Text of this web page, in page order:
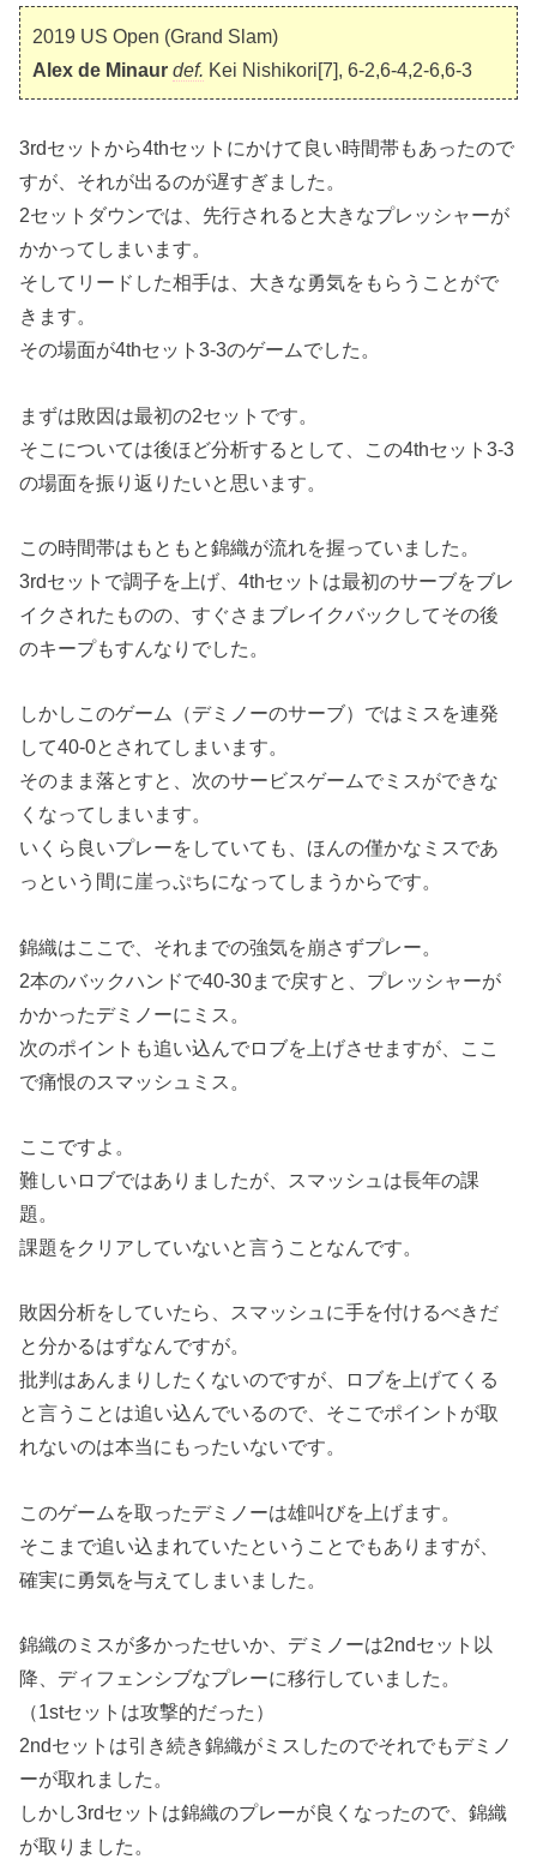
2019 US Open (Grand Slam)
Alex de Minaur def. Kei Nishikori[7], 6-2,6-4,2-6,6-3
3rdセットから4thセットにかけて良い時間帯もあったので
すが、それが出るのが遅すぎました。
2セットダウンでは、先行されると大きなプレッシャーが
かかってしまいます。
そしてリードした相手は、大きな勇気をもらうことがで
きます。
その場面が4thセット3-3のゲームでした。
まずは敗因は最初の2セットです。
そこについては後ほど分析するとして、この4thセット3-3
の場面を振り返りたいと思います。
この時間帯はもともと錦織が流れを握っていました。
3rdセットで調子を上げ、4thセットは最初のサーブをブレ
イクされたものの、すぐさまブレイクバックしてその後
のキープもすんなりでした。
しかしこのゲーム（デミノーのサーブ）ではミスを連発
して40-0とされてしまいます。
そのまま落とすと、次のサービスゲームでミスができな
くなってしまいます。
いくら良いプレーをしていても、ほんの僅かなミスであ
っという間に崖っぷちになってしまうからです。
錦織はここで、それまでの強気を崩さずプレー。
2本のバックハンドで40-30まで戻すと、プレッシャーが
かかったデミノーにミス。
次のポイントも追い込んでロブを上げさせますが、ここ
で痛恨のスマッシュミス。
ここですよ。
難しいロブではありましたが、スマッシュは長年の課
題。
課題をクリアしていないと言うことなんです。
敗因分析をしていたら、スマッシュに手を付けるべきだ
と分かるはずなんですが。
批判はあんまりしたくないのですが、ロブを上げてくる
と言うことは追い込んでいるので、そこでポイントが取
れないのは本当にもったいないです。
このゲームを取ったデミノーは雄叫びを上げます。
そこまで追い込まれていたということでもありますが、
確実に勇気を与えてしまいました。
錦織のミスが多かったせいか、デミノーは2ndセット以
降、ディフェンシブなプレーに移行していました。
（1stセットは攻撃的だった）
2ndセットは引き続き錦織がミスしたのでそれでもデミノ
ーが取れました。
しかし3rdセットは錦織のプレーが良くなったので、錦織
が取りました。